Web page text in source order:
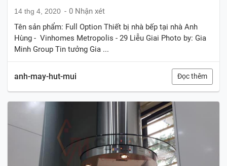
14 thg 4, 2020
0 Nhận xét
Tên sản phẩm: Full Option Thiết bị nhà bếp tại nhà Anh
Hùng - Vinhomes Metropolis - 29 Liễu Giai Photo by: Gia
Minh Group Tin tưởng Gia ...
anh-may-hut-mui Đọc thêm